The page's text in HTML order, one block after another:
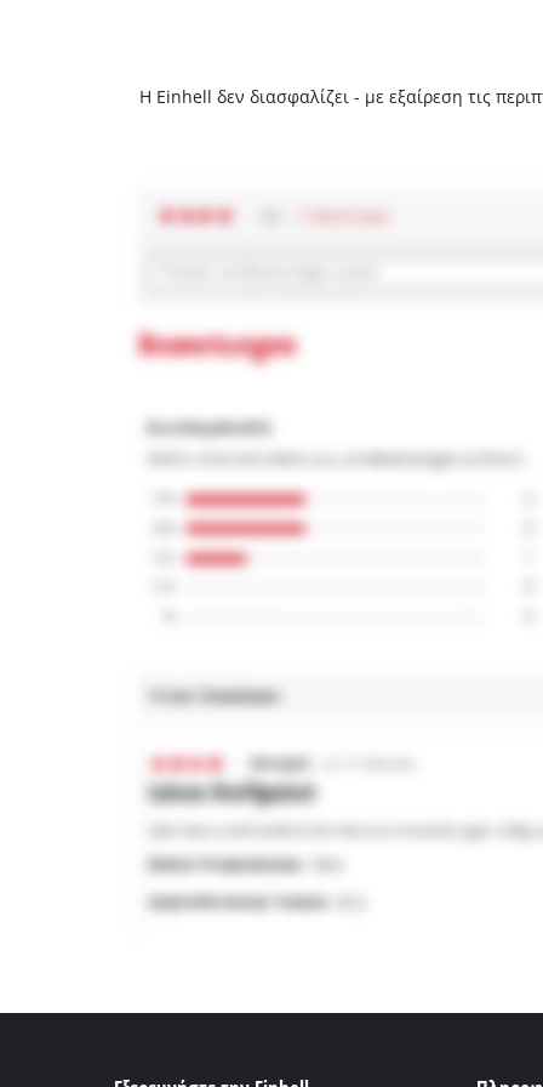
Η Einhell δεν διασφαλίζει - με εξαίρεση τις